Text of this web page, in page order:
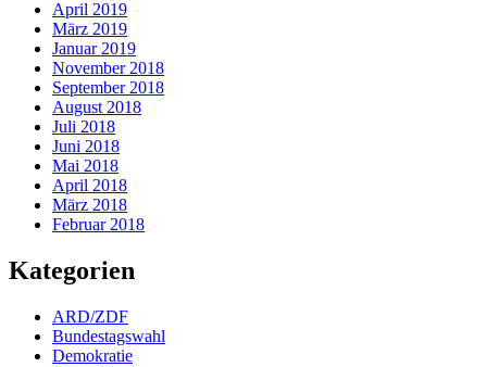
April 2019
März 2019
Januar 2019
November 2018
September 2018
August 2018
Juli 2018
Juni 2018
Mai 2018
April 2018
März 2018
Februar 2018
Kategorien
ARD/ZDF
Bundestagswahl
Demokratie